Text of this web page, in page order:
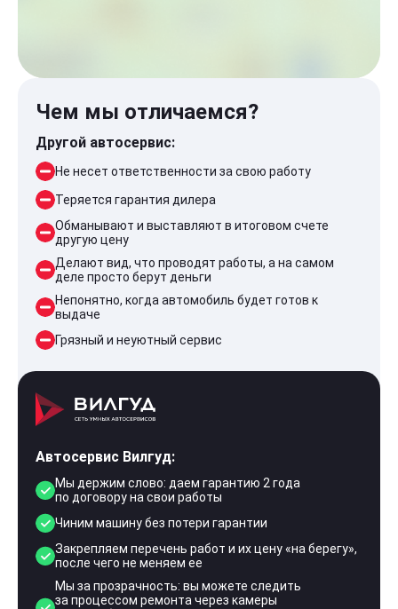
Чем мы отличаемся?
Другой автосервис:
Не несет ответственности за свою работу
Теряется гарантия дилера
Обманывают и выставляют в итоговом счете
другую цену
Делают вид, что проводят работы, а на самом
деле просто берут деньги
Непонятно, когда автомобиль будет готов к
выдаче
Грязный и неуютный сервис
Автосервис Вилгуд:
Мы держим слово: даем гарантию 2 года
по договору на свои работы
Чиним машину без потери гарантии
Закрепляем перечень работ и их цену «на берегу»,
после чего не меняем ее
Мы за прозрачность: вы можете следить
за процессом ремонта через камеры